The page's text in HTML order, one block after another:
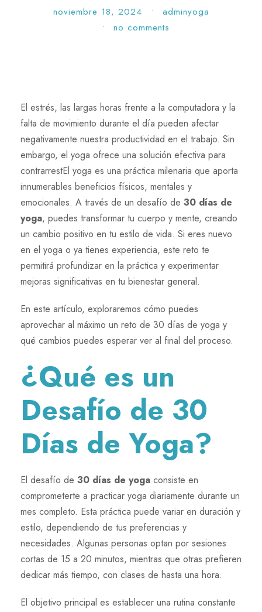
noviembre 18, 2024 •
adminyoga
•
no comments
El estrés, las largas horas frente a la computadora y la
falta de movimiento durante el día pueden afectar
negativamente nuestra productividad en el trabajo. Sin
embargo, el yoga ofrece una solución efectiva para
contrarrestEl yoga es una práctica milenaria que aporta
innumerables beneficios físicos, mentales y
emocionales. A través de un desafío de 30 días de
yoga, puedes transformar tu cuerpo y mente, creando
un cambio positivo en tu estilo de vida. Si eres nuevo
en el yoga o ya tienes experiencia, este reto te
permitirá profundizar en la práctica y experimentar
mejoras significativas en tu bienestar general.
En este artículo, exploraremos cómo puedes
aprovechar al máximo un reto de 30 días de yoga y
qué cambios puedes esperar ver al final del proceso.
¿Qué es un
Desafío de 30
Días de Yoga?
El desafío de 30 días de yoga consiste en
comprometerte a practicar yoga diariamente durante un
mes completo. Esta práctica puede variar en duración y
estilo, dependiendo de tus preferencias y
necesidades. Algunas personas optan por sesiones
cortas de 15 a 20 minutos, mientras que otras prefieren
dedicar más tiempo, con clases de hasta una hora.
El objetivo principal es establecer una rutina constante